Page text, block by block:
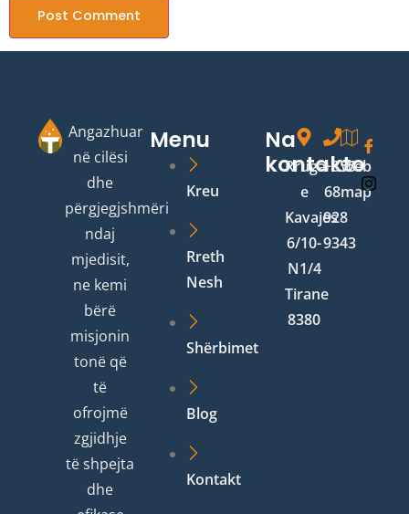
Angazhuar
në cilësi
dhe
përgjegjshmëri
ndaj
mjedisit,
ne kemi
bërë
misjonin
tonë që
të
ofrojmë
zgjidhje
të shpejta
dhe
Menu
Kreu
Rreth
Nesh
Shërbimet
Blog
Kontakt
Na
kontakto
Rruga
e
Kavajes
6/10-
N1/4
Tirane
8380
+355
68
928
9343
Web
map